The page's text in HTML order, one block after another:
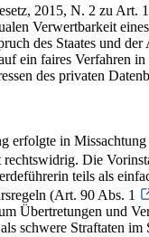
2015, N. 2 zu Art.
Verwertbarkeit
des Staates und der
ein faires Verfahren
des privaten
erfolgte in
rechtswidrig. Die
teils als
(Art. 90 Abs. 1
Übertretungen und
schwere Straftaten im